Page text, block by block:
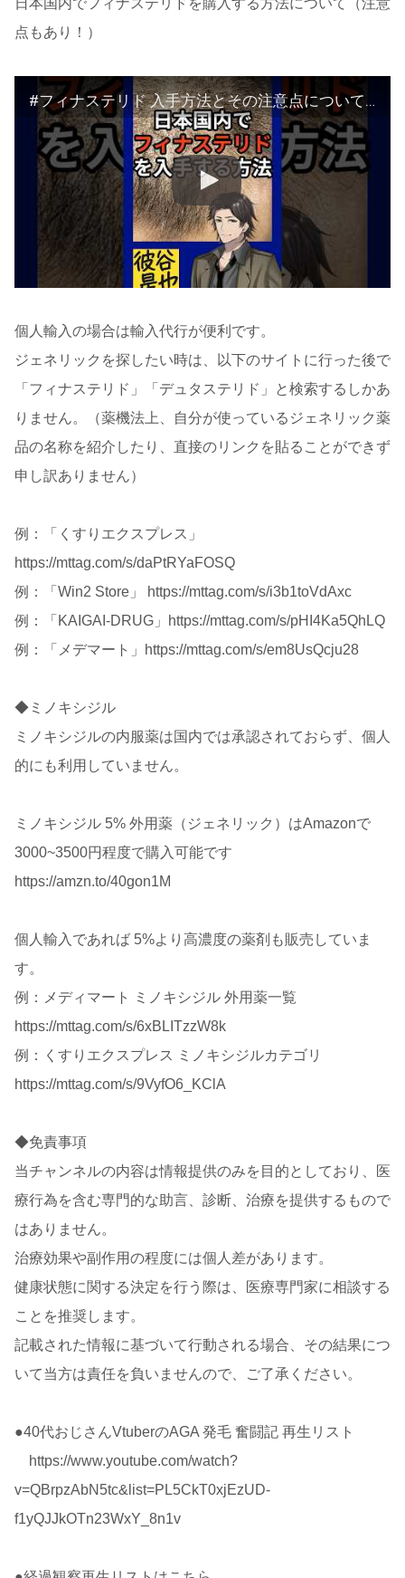
点もあり！）
#フィナステリド 入手方法とその注意点について #40代 #aga治療 #aga治療薬 #育毛 #発毛 #育毛 #抜け毛 #ハゲ #aga診療ガイドライン
個人輸入の場合は輸入代行が便利です。
ジェネリックを探したい時は、以下のサイトに行った後で
「フィナステリド」「デュタステリド」と検索するしかあ
りません。（薬機法上、自分が使っているジェネリック薬
品の名称を紹介したり、直接のリンクを貼ることができず
申し訳ありません）
例：「くすりエクスプレス」
https://mttag.com/s/daPtRYaFOSQ
例：「Win2 Store」 https://mttag.com/s/i3b1toVdAxc
例：「KAIGAI-DRUG」https://mttag.com/s/pHI4Ka5QhLQ
例：「メデマート」https://mttag.com/s/em8UsQcju28
◆ミノキシジル
ミノキシジルの内服薬は国内では承認されておらず、個人
的にも利用していません。
ミノキシジル 5% 外用薬（ジェネリック）はAmazonで
3000~3500円程度で購入可能です
https://amzn.to/40gon1M
個人輸入であれば 5%より高濃度の薬剤も販売していま
す。
例：メディマート ミノキシジル 外用薬一覧
https://mttag.com/s/6xBLITzzW8k
例：くすりエクスプレス ミノキシジルカテゴリ
https://mttag.com/s/9VyfO6_KClA
◆免責事項
当チャンネルの内容は情報提供のみを目的としており、医
療行為を含む専門的な助言、診断、治療を提供するもので
はありません。
治療効果や副作用の程度には個人差があります。
健康状態に関する決定を行う際は、医療専門家に相談する
ことを推奨します。
記載された情報に基づいて行動される場合、その結果につ
いて当方は責任を負いませんので、ご了承ください。
●40代おじさんVtuberのAGA 発毛 奮闘記 再生リスト
https://www.youtube.com/watch?
v=QBrpzAbN5tc&list=PL5CkT0xjEzUD-
f1yQJJkOTn23WxY_8n1v